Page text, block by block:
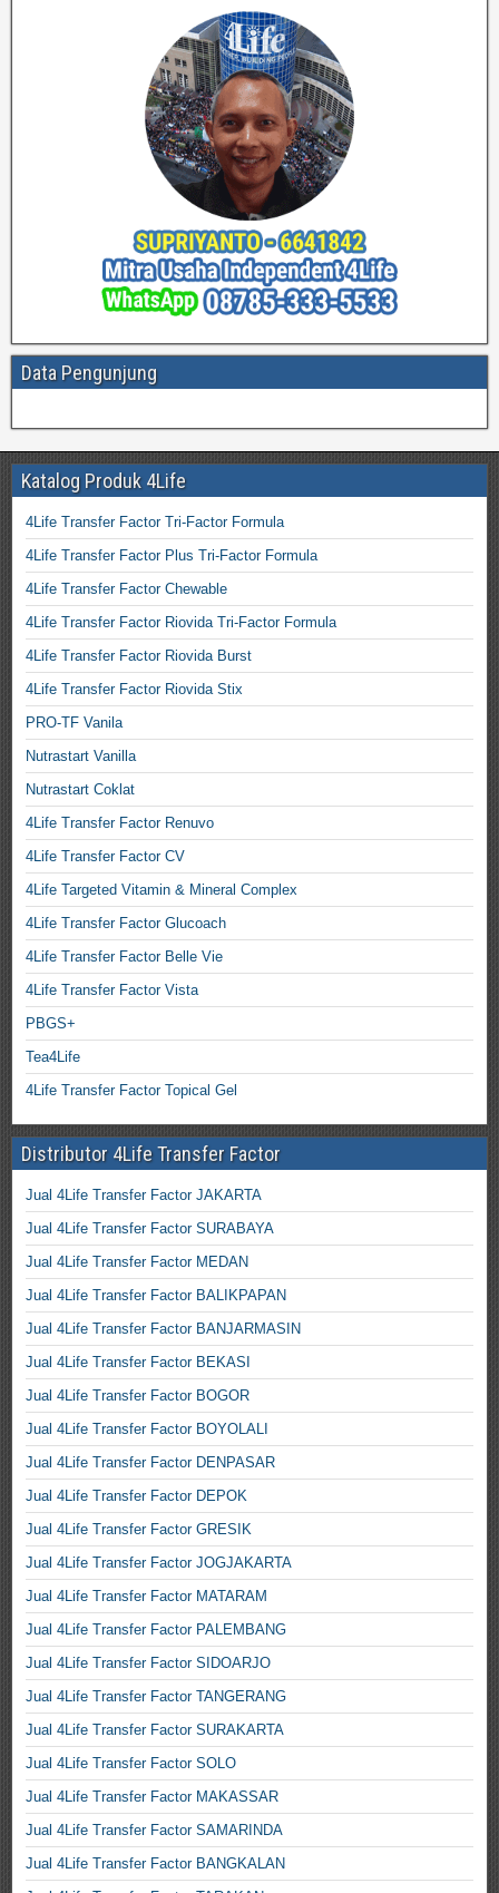
Data Pengunjung
Katalog Produk 4Life
4Life Transfer Factor Tri-Factor Formula
4Life Transfer Factor Plus Tri-Factor Formula
4Life Transfer Factor Chewable
4Life Transfer Factor Riovida Tri-Factor Formula
4Life Transfer Factor Riovida Burst
4Life Transfer Factor Riovida Stix
PRO-TF Vanila
Nutrastart Vanilla
Nutrastart Coklat
4Life Transfer Factor Renuvo
4Life Transfer Factor CV
4Life Targeted Vitamin & Mineral Complex
4Life Transfer Factor Glucoach
4Life Transfer Factor Belle Vie
4Life Transfer Factor Vista
PBGS+
Tea4Life
4Life Transfer Factor Topical Gel
Distributor 4Life Transfer Factor
Jual 4Life Transfer Factor JAKARTA
Jual 4Life Transfer Factor SURABAYA
Jual 4Life Transfer Factor MEDAN
Jual 4Life Transfer Factor BALIKPAPAN
Jual 4Life Transfer Factor BANJARMASIN
Jual 4Life Transfer Factor BEKASI
Jual 4Life Transfer Factor BOGOR
Jual 4Life Transfer Factor BOYOLALI
Jual 4Life Transfer Factor DENPASAR
Jual 4Life Transfer Factor DEPOK
Jual 4Life Transfer Factor GRESIK
Jual 4Life Transfer Factor JOGJAKARTA
Jual 4Life Transfer Factor MATARAM
Jual 4Life Transfer Factor PALEMBANG
Jual 4Life Transfer Factor SIDOARJO
Jual 4Life Transfer Factor TANGERANG
Jual 4Life Transfer Factor SURAKARTA
Jual 4Life Transfer Factor SOLO
Jual 4Life Transfer Factor MAKASSAR
Jual 4Life Transfer Factor SAMARINDA
Jual 4Life Transfer Factor BANGKALAN